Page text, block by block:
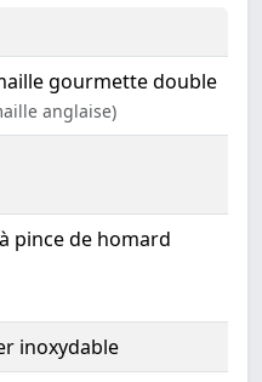
gourmette double
anglaise)
pince de homard
inoxydable